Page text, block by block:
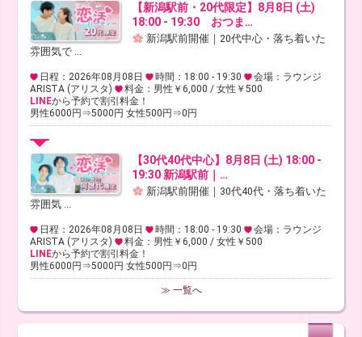
【新潟駅前・20代限定】8月8日 (土)
18:00 - 19:30 おつま…
新潟駅前開催｜20代中心・落ち着いた
雰囲気で ...
日程：2026年08月08日 時間：18:00 - 19:30
会場：ラウンジ
ARISTA (アリスタ)
料金：男性￥6,000 / 女性￥500
LINEから予約で割引料金！
男性6000円⇒5000円 女性500円⇒0円
【30代40代中心】8月8日 (土) 18:00 -
19:30 新潟駅前｜…
新潟駅前開催｜30代40代・落ち着いた
雰囲気 ...
日程：2026年08月08日 時間：18:00 - 19:30
会場：ラウンジ
ARISTA (アリスタ)
料金：男性￥6,000 / 女性￥500
LINEから予約で割引料金！
男性6000円⇒5000円 女性500円⇒0円
≫ 一覧へ